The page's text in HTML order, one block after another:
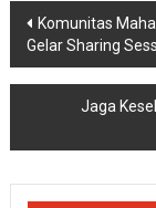
Navigasi
pos
Komunitas
Gelar Sharing
Jaga